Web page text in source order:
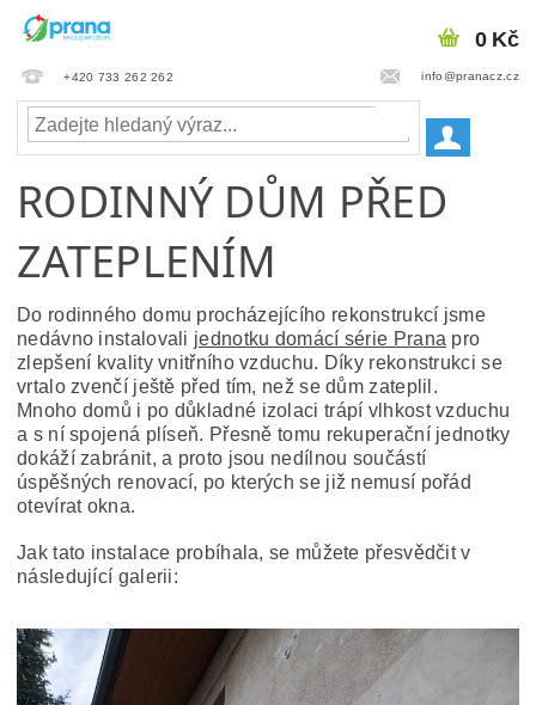
+420 733 262 262 info@pranacz.cz
0 Kč
RODINNÝ DŮM PŘED
ZATEPLENÍM
Do rodinného domu procházejícího rekonstrukcí jsme
nedávno instalovali jednotku domácí série Prana pro
zlepšení kvality vnitřního vzduchu. Díky rekonstrukci se
vrtalo zvenčí ještě před tím, než se dům zateplil.
Mnoho domů i po důkladné izolaci trápí vlhkost vzduchu
a s ní spojená plíseň. Přesně tomu rekuperační jednotky
dokáží zabránit, a proto jsou nedílnou součástí
úspěšných renovací, po kterých se již nemusí pořád
otevírat okna.
Jak tato instalace probíhala, se můžete přesvědčit v
následující galerii: